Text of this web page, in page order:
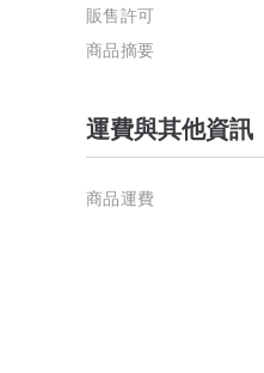
販售許可
商品摘要
運費與其他資訊
商品運費